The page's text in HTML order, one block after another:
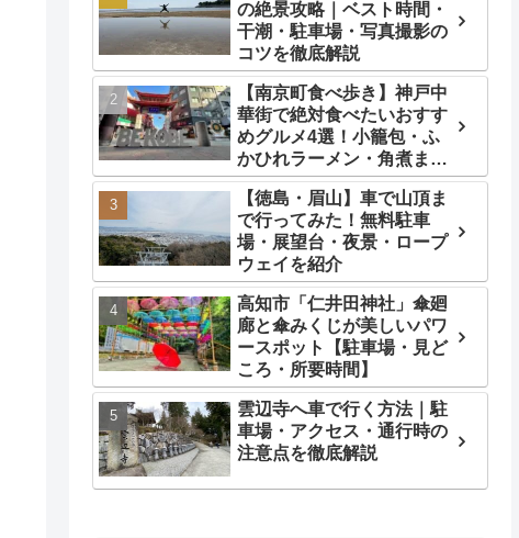
の絶景攻略｜ベスト時間・
干潮・駐車場・写真撮影の
コツを徹底解説
【南京町食べ歩き】神戸中
華街で絶対食べたいおすす
めグルメ4選！小籠包・ふ
かひれラーメン・角煮ま
ん・ごま団子を実食レビュ
ー
【徳島・眉山】車で山頂ま
で行ってみた！無料駐車
場・展望台・夜景・ロープ
ウェイを紹介
高知市「仁井田神社」傘廻
廊と傘みくじが美しいパワ
ースポット【駐車場・見ど
ころ・所要時間】
雲辺寺へ車で行く方法｜駐
車場・アクセス・通行時の
注意点を徹底解説